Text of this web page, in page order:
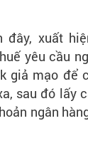
đây, xuất
yêu cầu
giả mạo để
sau đó lấy
ngân